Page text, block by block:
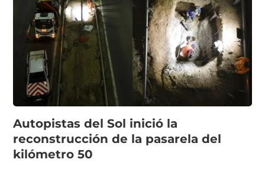
Autopistas del Sol inició la
reconstrucción de la pasarela del
kilómetro 50